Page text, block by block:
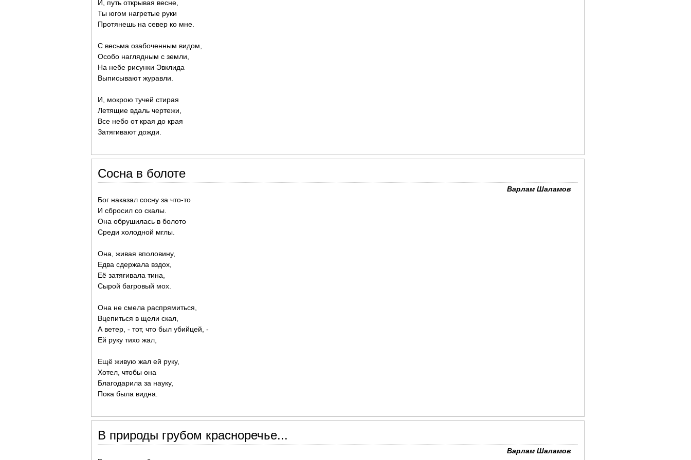
И, путь открывая весне,
Ты югом нагретые руки
Протянешь на север ко мне.
С весьма озабоченным видом,
Особо наглядным с земли,
На небе рисунки Эвклида
Выписывают журавли.
И, мокрою тучей стирая
Летящие вдаль чертежи,
Все небо от края до края
Затягивают дожди.
Сосна в болоте
Варлам Шаламов
Бог наказал сосну за что-то
И сбросил со скалы.
Она обрушилась в болото
Среди холодной мглы.
Она, живая вполовину,
Едва сдержала вздох,
Её затягивала тина,
Сырой багровый мох.
Она не смела распрямиться,
Вцепиться в щели скал,
А ветер, - тот, что был убийцей, -
Ей руку тихо жал,
Ещё живую жал ей руку,
Хотел, чтобы она
Благодарила за науку,
Пока была видна.
В природы грубом красноречье...
Варлам Шаламов